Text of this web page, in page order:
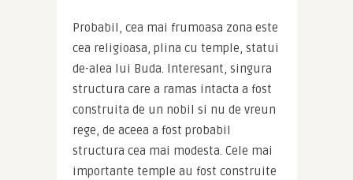
Probabil, cea mai frumoasa zona este
cea religioasa, plina cu temple, statui
de-alea lui Buda. Interesant, singura
structura care a ramas intacta a fost
construita de un nobil si nu de vreun
rege, de aceea a fost probabil
structura cea mai modesta. Cele mai
importante temple au fost construite